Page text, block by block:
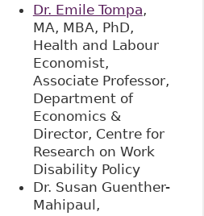
Dr. Emile Tompa,
MA, MBA, PhD,
Health and Labour
Economist,
Associate Professor,
Department of
Economics &
Director, Centre for
Research on Work
Disability Policy
Dr. Susan Guenther-
Mahipaul,